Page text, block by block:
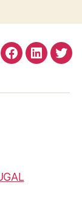
BIT
Facebook
LinkedIn